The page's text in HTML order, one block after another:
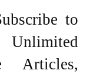
to
Unlimited